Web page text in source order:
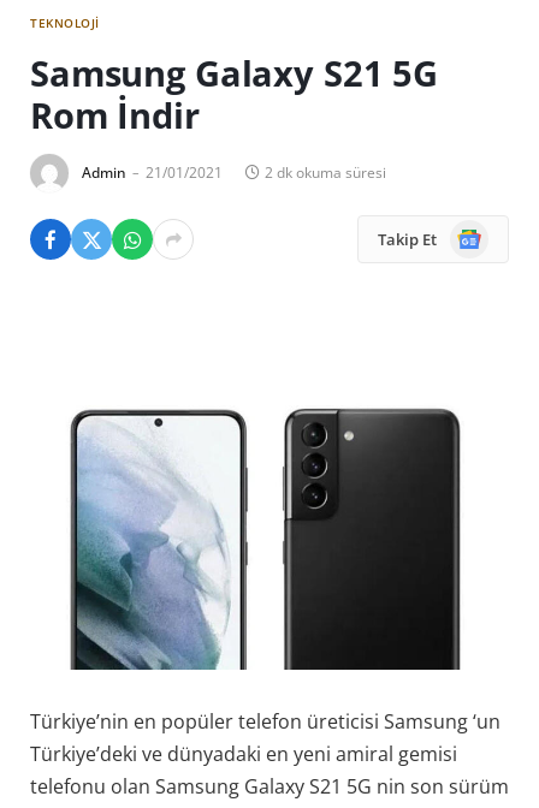
TEKNOLOJI
Samsung Galaxy S21 5G
Rom İndir
Admin 21/01/2021 2 dk okuma süresi
Takip Et
Google
Türkiye’nin en popüler telefon üreticisi Samsung ‘un
Türkiye’deki ve dünyadaki en yeni amiral gemisi
telefonu olan Samsung Galaxy S21 5G nin son sürüm